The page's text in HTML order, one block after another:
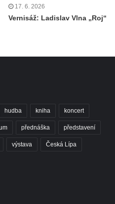
17. 6. 2026
Vernisáž: Ladislav Vlna „Roj“
hudba kniha koncert
přednáška představení
výstava Česká Lípa